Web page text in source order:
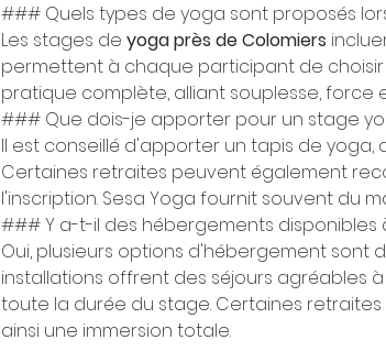
### Quels types de yoga sont proposés
Les stages de yoga près de Colomiers
permettent à chaque participant de
pratique complète, alliant souplesse, force
### Que dois-je apporter pour un stage
Il est conseillé d'apporter un tapis de
Certaines retraites peuvent également
l'inscription. Sesa Yoga fournit souvent du
### Y a-t-il des hébergements disponibles
Oui, plusieurs options d'hébergement sont
installations offrent des séjours agréables
toute la durée du stage. Certaines
ainsi une immersion totale.